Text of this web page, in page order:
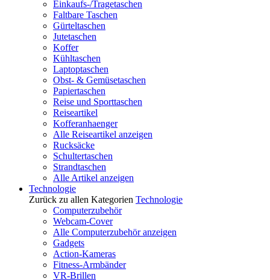
Einkaufs-/Tragetaschen
Faltbare Taschen
Gürteltaschen
Jutetaschen
Koffer
Kühltaschen
Laptoptaschen
Obst- & Gemüsetaschen
Papiertaschen
Reise und Sporttaschen
Reiseartikel
Kofferanhaenger
Alle Reiseartikel anzeigen
Rucksäcke
Schultertaschen
Strandtaschen
Alle Artikel anzeigen
Technologie
Zurück zu allen Kategorien Technologie
Computerzubehör
Webcam-Cover
Alle Computerzubehör anzeigen
Gadgets
Action-Kameras
Fitness-Armbänder
VR-Brillen